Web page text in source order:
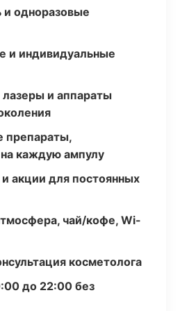
и одноразовые
и индивидуальные
и аппараты
препараты,
каждую ампулу
и акции для постоянных
чай/кофе, Wi-
косметолога
до 22:00 без